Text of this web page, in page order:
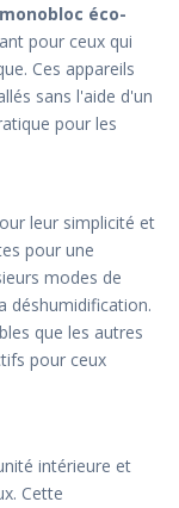
éco-
pour ceux qui
Ces appareils
sans l'aide d'un
pour les
leur simplicité et
pour une
modes de
déshumidification.
que les autres
pour ceux
intérieure et
Cette